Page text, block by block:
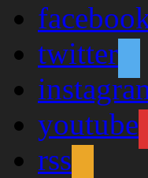
twitter
youtube
rss